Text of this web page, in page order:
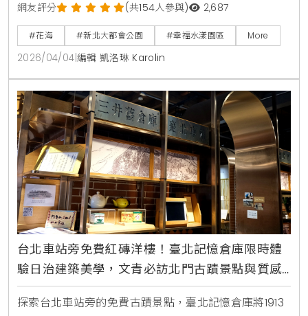
旬起至5月中旬。本文整理最佳賞花時間、交通資訊及
周邊景點，是春日親子旅遊與美拍打卡的必去選擇。
網友評分 (共154人參與) 2,687
#花海 #新北大都會公園 #幸福水漾園區 More
2026/04/04 編輯 凱洛琳 Karolin
台北車站旁免費紅磚洋樓！臺北記憶倉庫限時體
驗日治建築美學，文青必訪北門古蹟景點與質感
咖啡廳
探索台北車站旁的免費古蹟景點，臺北記憶倉庫將1913